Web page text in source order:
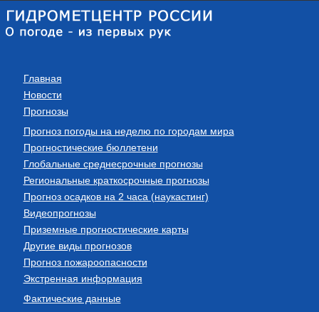
Главная
Новости
Прогнозы
Прогноз погоды на неделю по городам мира
Прогностические бюллетени
Глобальные среднесрочные прогнозы
Региональные краткосрочные прогнозы
Прогноз осадков на 2 часа (наукастинг)
Видеопрогнозы
Приземные прогностические карты
Другие виды прогнозов
Прогноз пожароопасности
Экстренная информация
Фактические данные